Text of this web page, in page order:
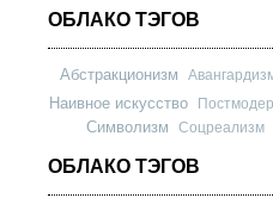
ОБЛАКО ТЭГОВ
Абстракционизм
Наивное искусство
Символизм Соцреализм
ОБЛАКО ТЭГОВ